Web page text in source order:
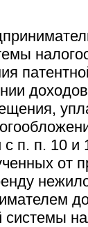
с п. п. 10
от